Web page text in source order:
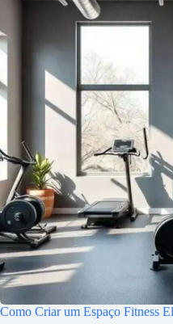
Como Criar um Espaço Fitness